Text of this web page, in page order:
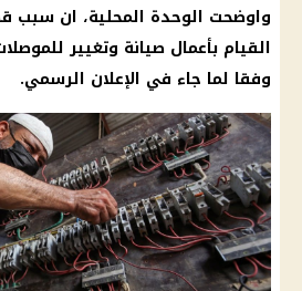
واوضحت الوحدة المحلية، ان سبب
القيام بأعمال صيانة وتغيير
وفقا لما جاء في الإعلان الرسمي.